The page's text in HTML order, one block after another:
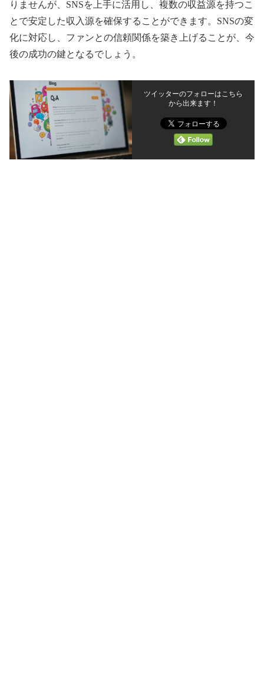
りませんが、SNSを上手に活用し、複数の収益源を持つこ
とで安定した収入源を確保することができます。SNSの変
化に対応し、ファンとの信頼関係を築き上げることが、今
後の成功の鍵となるでしょう。
ツイッターのフォローはこちら
から出来ます！